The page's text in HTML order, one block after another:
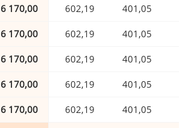
6 170,00 602,19 401,05
6 170,00 602,19 401,05
6 170,00 602,19 401,05
6 170,00 602,19 401,05
6 170,00 602,19 401,05